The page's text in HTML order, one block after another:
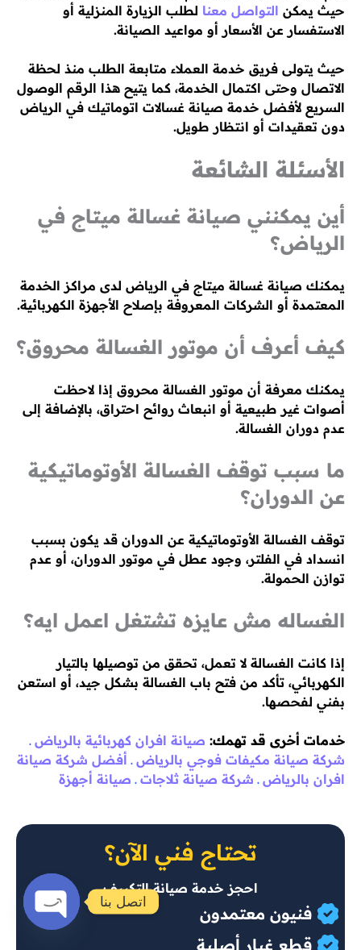
حيث يمكن التواصل معنا لطلب الزيارة المنزلية أو
الاستفسار عن الأسعار أو مواعيد الصيانة.
حيث يتولى فريق خدمة العملاء متابعة الطلب منذ لحظة
الاتصال وحتى اكتمال الخدمة، كما يتيح هذا الرقم الوصول
السريع لأفضل خدمة صيانة غسالات اتوماتيك في الرياض
دون تعقيدات أو انتظار طويل.
الأسئلة الشائعة
أين يمكنني صيانة غسالة ميتاج في
الرياض؟
يمكنك صيانة غسالة ميتاج في الرياض لدى مراكز الخدمة
المعتمدة أو الشركات المعروفة بإصلاح الأجهزة الكهربائية.
كيف أعرف أن موتور الغسالة محروق؟
يمكنك معرفة أن موتور الغسالة محروق إذا لاحظت
أصوات غير طبيعية أو انبعاث روائح احتراق، بالإضافة إلى
عدم دوران الغسالة.
ما سبب توقف الغسالة الأوتوماتيكية
عن الدوران؟
توقف الغسالة الأوتوماتيكية عن الدوران قد يكون بسبب
انسداد في الفلتر، وجود عطل في موتور الدوران، أو عدم
توازن الحمولة.
الغساله مش عايزه تشتغل اعمل ايه؟
إذا كانت الغسالة لا تعمل، تحقق من توصيلها بالتيار
الكهربائي، تأكد من فتح باب الغسالة بشكل جيد، أو استعن
بفني لفحصها.
خدمات أخرى قد تهمك: صيانة افران كهربائية بالرياض ـ
شركة صيانة مكيفات فوجي بالرياض ـ أفضل شركة صيانة
افران بالرياض ـ شركة صيانة ثلاجات ـ صيانة أجهزة
تحتاج فني الآن؟
احجز خدمة صيانة التكييف
فنيون معتمدون
قطع غيار أصلية
اتصل بنا